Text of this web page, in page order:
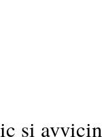
si